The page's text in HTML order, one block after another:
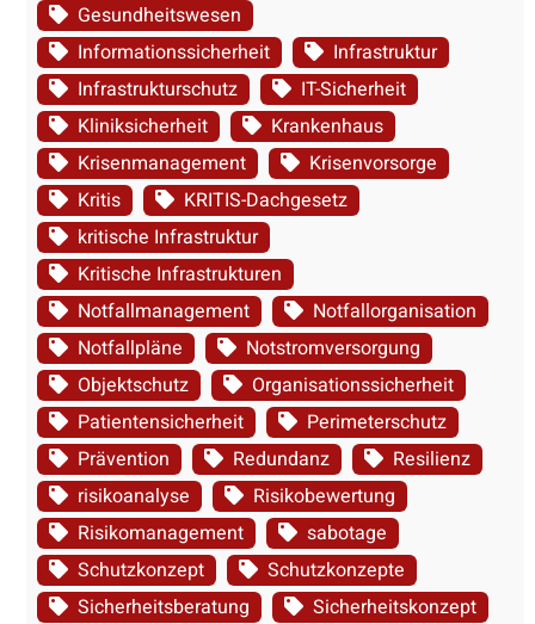
Gesundheitswesen
Informationssicherheit
Infrastruktur
Infrastrukturschutz
IT-Sicherheit
Kliniksicherheit
Krankenhaus
Krisenmanagement
Krisenvorsorge
Kritis
KRITIS-Dachgesetz
kritische Infrastruktur
Kritische Infrastrukturen
Notfallmanagement
Notfallorganisation
Notfallpläne
Notstromversorgung
Objektschutz
Organisationssicherheit
Patientensicherheit
Perimeterschutz
Prävention
Redundanz
Resilienz
risikoanalyse
Risikobewertung
Risikomanagement
sabotage
Schutzkonzept
Schutzkonzepte
Sicherheitsberatung
Sicherheitskonzept